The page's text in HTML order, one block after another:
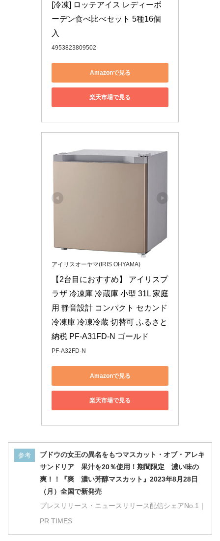
[冷凍] ロッテアイス レディーボ
ーデン食べ比べセット 5種16個
入
4953823809502
Amazonで見る
楽天市場で見る
アイリスオーヤマ(IRIS OHYAMA)
【2台目におすすめ】 アイリスプ
ラザ 冷凍庫 冷蔵庫 小型 31L 家庭
用 静音設計 コンパクト セカンド
冷凍庫 冷凍冷蔵 切替可 ふるさと
納税 PF-A31FD-N ゴールド
PF-A32FD-N
Amazonで見る
楽天市場で見る
参考
ブドウの女王の異名をもつマスカット・オブ・アレキ
サンドリア 果汁を20％使用！期間限定 濃い味の
爽！！『爽 濃い芳醇マスカット』2023年8月28日
（月）全国で新発売
プレスリリース・ニュースリリース配信シェアNo.1｜
PR TIMES